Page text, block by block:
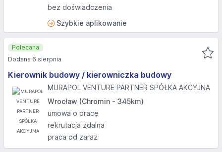
bez doświadczenia
Szybkie aplikowanie
Kierownik budowy / kierowniczka budowy
MURAPOL VENTURE PARTNER SPÓŁKA AKCYJNA
Wrocław (Chromin - 345km)
umowa o pracę
rekrutacja zdalna
praca od zaraz
Polecana
Dodana 6 sierpnia